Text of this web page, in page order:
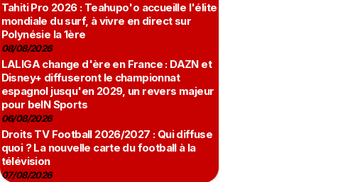
Tahiti Pro 2026 : Teahupo'o accueille l'élite
mondiale du surf, à vivre en direct sur
Polynésie la 1ère
08/08/2026
LALIGA change d'ère en France : DAZN et
Disney+ diffuseront le championnat
espagnol jusqu'en 2029, un revers majeur
pour beIN Sports
06/08/2026
Droits TV Football 2026/2027 : Qui diffuse
quoi ? La nouvelle carte du football à la
télévision
07/08/2026